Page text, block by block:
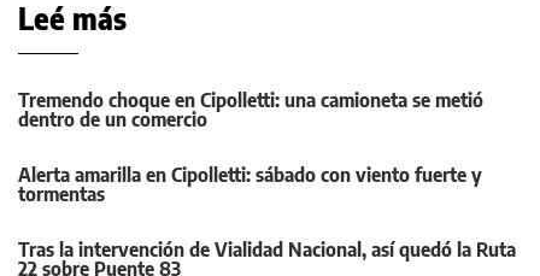
Leé más
Tremendo choque en Cipolletti: una camioneta se metió
dentro de un comercio
Alerta amarilla en Cipolletti: sábado con viento fuerte y
tormentas
Tras la intervención de Vialidad Nacional, así quedó la Ruta
22 sobre Puente 83